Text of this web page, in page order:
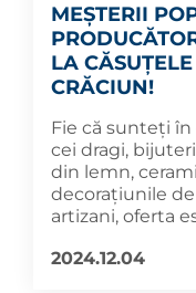
MEȘTERII
LA
CRĂCIUN!
Fie că sunteți
cei dragi,
din lemn,
decorațiunile
artizani, oferta
2024.12.04